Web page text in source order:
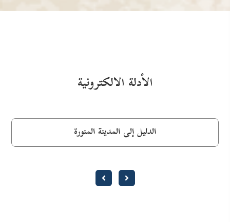
الأدلة الالكترونية
الدليل إلى المدينة المنورة